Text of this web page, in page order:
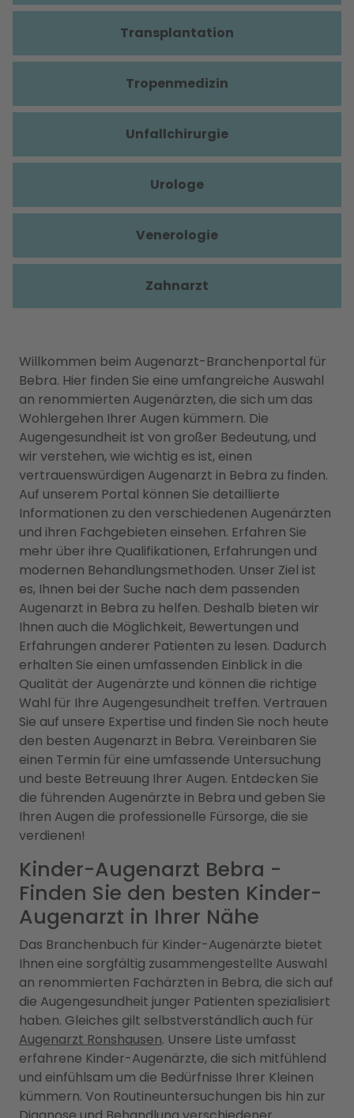
Willkommen beim Augenarzt-Branchenportal für
Bebra. Hier finden Sie eine umfangreiche Auswahl
an renommierten Augenärzten, die sich um das
Wohlergehen Ihrer Augen kümmern. Die
Augengesundheit ist von großer Bedeutung, und
wir verstehen, wie wichtig es ist, einen
vertrauenswürdigen Augenarzt in Bebra zu finden.
Auf unserem Portal können Sie detaillierte
Informationen zu den verschiedenen Augenärzten
und ihren Fachgebieten einsehen. Erfahren Sie
mehr über ihre Qualifikationen, Erfahrungen und
modernen Behandlungsmethoden. Unser Ziel ist
es, Ihnen bei der Suche nach dem passenden
Augenarzt in Bebra zu helfen. Deshalb bieten wir
Ihnen auch die Möglichkeit, Bewertungen und
Erfahrungen anderer Patienten zu lesen. Dadurch
erhalten Sie einen umfassenden Einblick in die
Qualität der Augenärzte und können die richtige
Wahl für Ihre Augengesundheit treffen. Vertrauen
Sie auf unsere Expertise und finden Sie noch heute
den besten Augenarzt in Bebra. Vereinbaren Sie
einen Termin für eine umfassende Untersuchung
und beste Betreuung Ihrer Augen. Entdecken Sie
die führenden Augenärzte in Bebra und geben Sie
Ihren Augen die professionelle Fürsorge, die sie
verdienen!
Kinder-Augenarzt Bebra -
Finden Sie den besten Kinder-
Augenarzt in Ihrer Nähe
Das Branchenbuch für Kinder-Augenärzte bietet
Ihnen eine sorgfältig zusammengestellte Auswahl
an renommierten Fachärzten in Bebra, die sich auf
die Augengesundheit junger Patienten spezialisiert
haben. Gleiches gilt selbstverständlich auch für
Augenarzt Ronshausen. Unsere Liste umfasst
erfahrene Kinder-Augenärzte, die sich mitfühlend
und einfühlsam um die Bedürfnisse Ihrer Kleinen
kümmern. Von Routineuntersuchungen bis hin zur
Transplantation
Tropenmedizin
Unfallchirurgie
Urologe
Venerologie
Zahnarzt